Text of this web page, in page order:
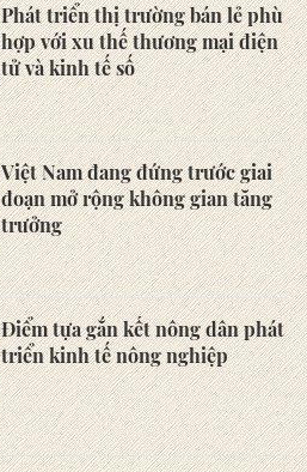
Phát triển thị trường bán lẻ phù
hợp với xu thế thương mại điện
tử và kinh tế số
Việt Nam đang đứng trước giai
đoạn mở rộng không gian tăng
trưởng
Điểm tựa gắn kết nông dân phát
triển kinh tế nông nghiệp